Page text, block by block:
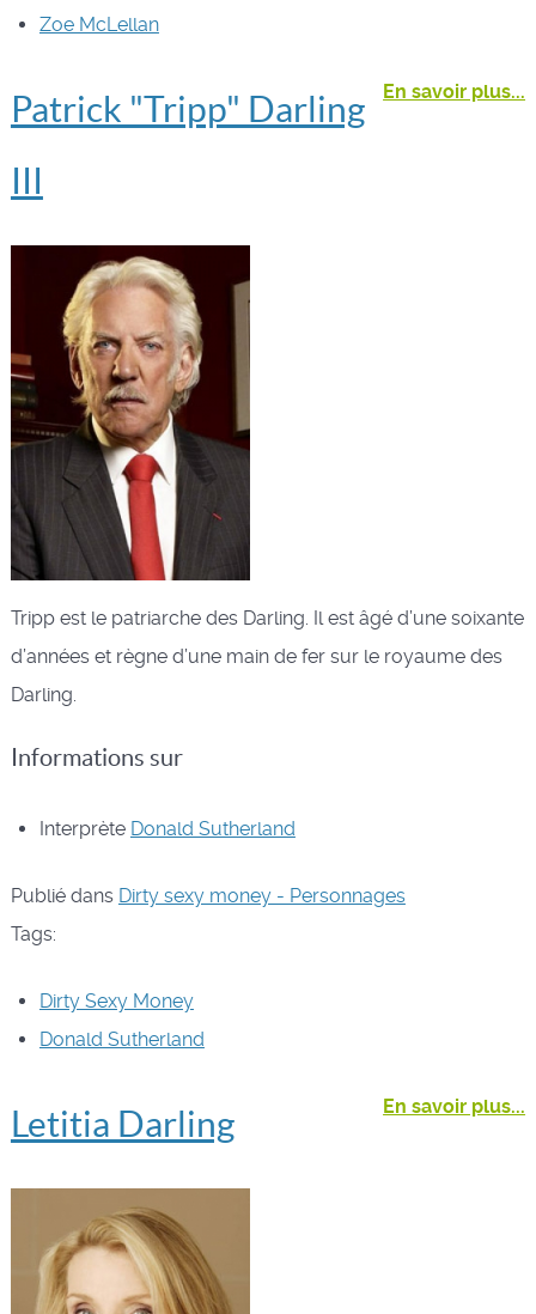
Zoe McLellan
En savoir plus...
Patrick "Tripp" Darling
III
Tripp est le patriarche des Darling. Il est âgé d’une soixante
d’années et règne d’une main de fer sur le royaume des
Darling.
Informations sur
Interprète Donald Sutherland
Publié dans Dirty sexy money - Personnages
Tags:
Dirty Sexy Money
Donald Sutherland
En savoir plus...
Letitia Darling